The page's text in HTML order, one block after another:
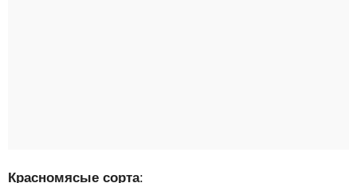
Красномясые сорта: